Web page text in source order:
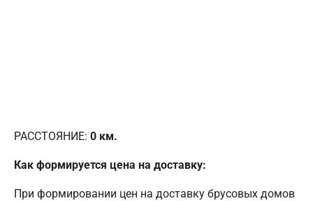
РАССТОЯНИЕ: 0 км.
Как формируется цена на доставку:
При формировании цен на доставку брусовых домов